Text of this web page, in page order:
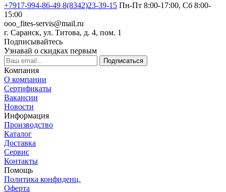
+7917-994-86-49 8(8342)23-39-15 Пн-Пт 8:00-17:00, Сб 8:00-
15:00
ooo_fites-servis@mail.ru
г. Саранск, ул. Титова, д. 4, пом. 1
Подписывайтесь
Узнавай о скидках первым
Подписаться
Компания
О компании
Сертификаты
Вакансии
Новости
Информация
Производство
Каталог
Доставка
Сервис
Контакты
Помощь
Политика конфиденц.
Оферта